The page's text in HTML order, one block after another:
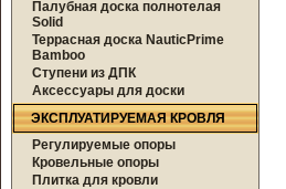
Палубная доска полнотелая
Solid
Террасная доска NauticPrime
Bamboo
Ступени из ДПК
Аксессуары для доски
ЭКСПЛУАТИРУЕМАЯ КРОВЛЯ
Регулируемые опоры
Кровельные опоры
Плитка для кровли